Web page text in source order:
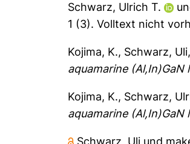
Schwarz, Ulrich T.
1 (3).Volltext nicht
Kojima, K., Schwarz, Uli,
aquamarine (Al,In)GaN
Kojima, K., Schwarz,
aquamarine (Al,In)GaN
Schwarz, Uli und